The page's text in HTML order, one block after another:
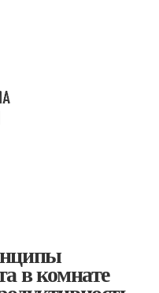
в комнате